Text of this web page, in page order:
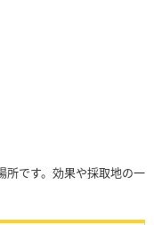
所です。効果や採取地の一